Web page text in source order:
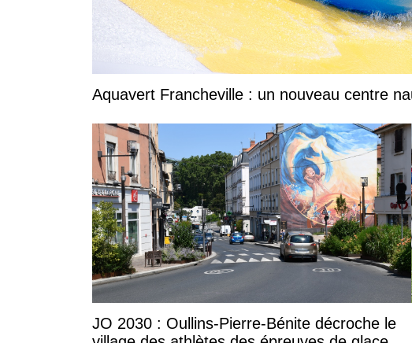
Aquavert Francheville : un nouveau centre
JO 2030 : Oullins-Pierre-Bénite décroche le